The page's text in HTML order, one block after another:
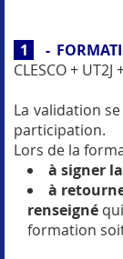
1 -
CLESCO +
La validation
participation.
Lors de la
à signer
à
renseigné
formation